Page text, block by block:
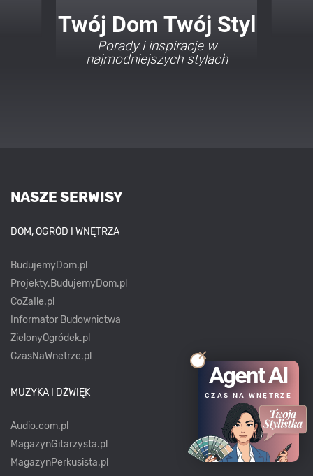
Twój Dom Twój Styl
Porady i inspiracje w
najmodniejszych stylach
NASZE SERWISY
DOM, OGRÓD I WNĘTRZA
BudujemyDom.pl
Projekty.BudujemyDom.pl
CoZaIle.pl
Informator Budownictwa
ZielonyOgródek.pl
CzasNaWnetrze.pl
MUZYKA I DŹWIĘK
Audio.com.pl
MagazynGitarzysta.pl
MagazynPerkusista.pl
Agent AI
CZAS NA WNĘTRZE